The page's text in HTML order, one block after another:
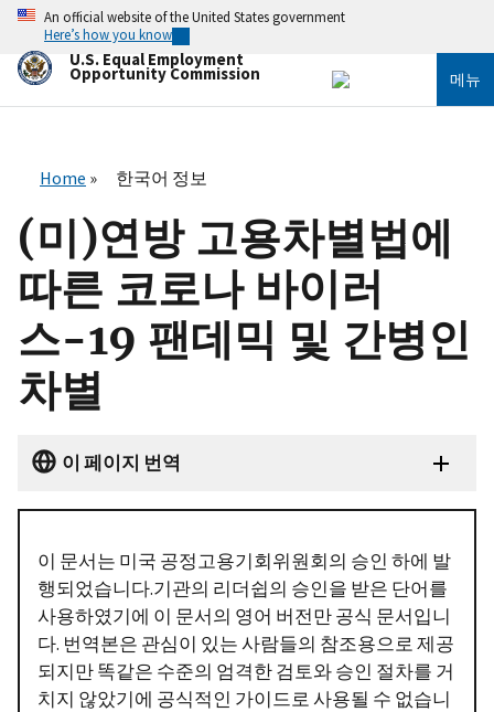
로
An official website of the United States government
Here’s how you know
U.S. Equal Employment
Opportunity Commission 메뉴
Home 한국어 정보
(미)연방 고용차별법에
따른 코로나 바이러
스-19 팬데믹 및 간병인
차별
이 페이지 번역
이 문서는 미국 공정고용기회위원회의 승인 하에 발
행되었습니다.기관의 리더쉽의 승인을 받은 단어를
사용하였기에 이 문서의 영어 버전만 공식 문서입니
다. 번역본은 관심이 있는 사람들의 참조용으로 제공
되지만 똑같은 수준의 엄격한 검토와 승인 절차를 거
치지 않았기에 공식적인 가이드로 사용될 수 없습니